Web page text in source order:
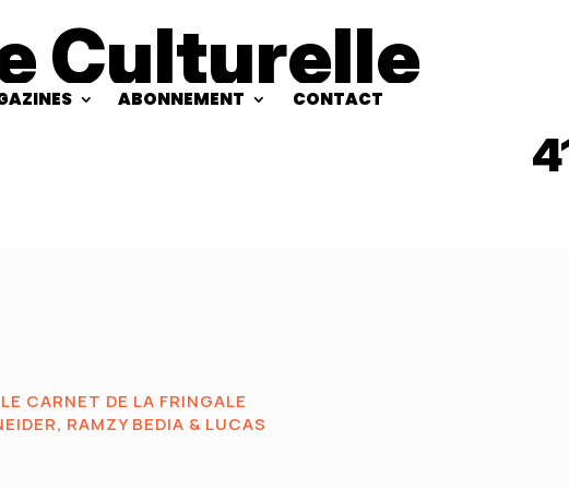
Culturelle
ABONNEMENT CONTACT
CARNET DE LA FRINGALE
RAMZY BEDIA & LUCAS